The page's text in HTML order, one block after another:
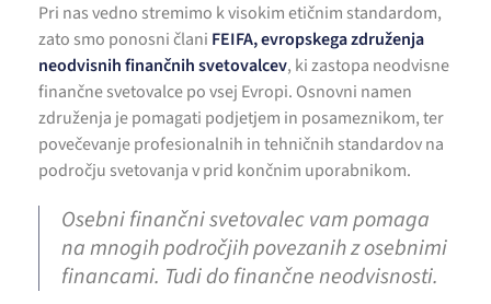
Pri nas vedno stremimo k visokim etičnim standardom,
zato smo ponosni člani FEIFA, evropskega združenja
neodvisnih finančnih svetovalcev, ki zastopa neodvisne
finančne svetovalce po vsej Evropi. Osnovni namen
združenja je pomagati podjetjem in posameznikom, ter
povečevanje profesionalnih in tehničnih standardov na
področju svetovanja v prid končnim uporabnikom.
Osebni finančni svetovalec vam pomaga
na mnogih področjih povezanih z osebnimi
financami. Tudi do finančne neodvisnosti.